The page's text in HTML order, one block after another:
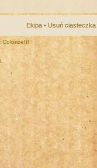
Ekipa • Usuń ciasteczka
ColorizeIt!